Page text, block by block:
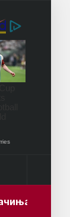
партиите